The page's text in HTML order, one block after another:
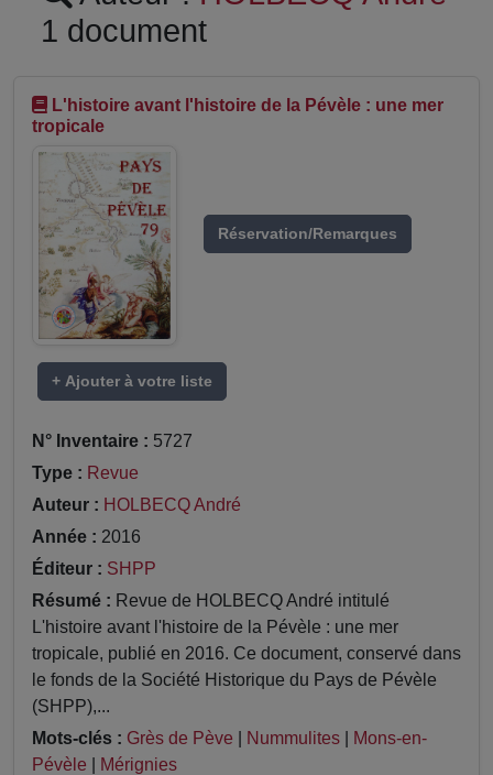
1 document
L'histoire avant l'histoire de la Pévèle : une mer
tropicale
Réservation/Remarques
+ Ajouter à votre liste
N° Inventaire : 5727
Type : Revue
Auteur : HOLBECQ André
Année : 2016
Éditeur : SHPP
Résumé : Revue de HOLBECQ André intitulé
L'histoire avant l'histoire de la Pévèle : une mer
tropicale, publié en 2016. Ce document, conservé dans
le fonds de la Société Historique du Pays de Pévèle
(SHPP),...
Mots-clés : Grès de Pève Nummulites
Mons-en-
Pévèle
Mérignies